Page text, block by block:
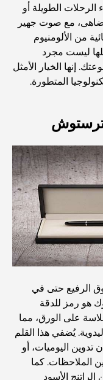
للعائلات
الطعام في مركز متنامٍ
البحرية في دبي: حياة
دليل مصرفي شامل
لعشاق اللحوم
المعيشة
خيارات اللياقة
الرحلات الطويلة أو
تُضاهى، مع صوت جهير
من الألومنيوم
ليست مجرد
إنها الخيار الأمثل
المتطورة.
الرفيع حتى في
هو رمز للدقة
على الورق، مما
يُضفي هذا القلم
اليوميات، أو
الملاحظات. كما
الأسود